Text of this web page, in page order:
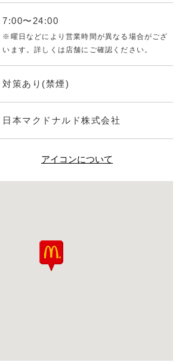
7:00〜24:00
※曜日などにより営業時間が異なる場合がござ
います。詳しくは店舗にご確認ください。
対策あり(禁煙)
日本マクドナルド株式会社
アイコンについて